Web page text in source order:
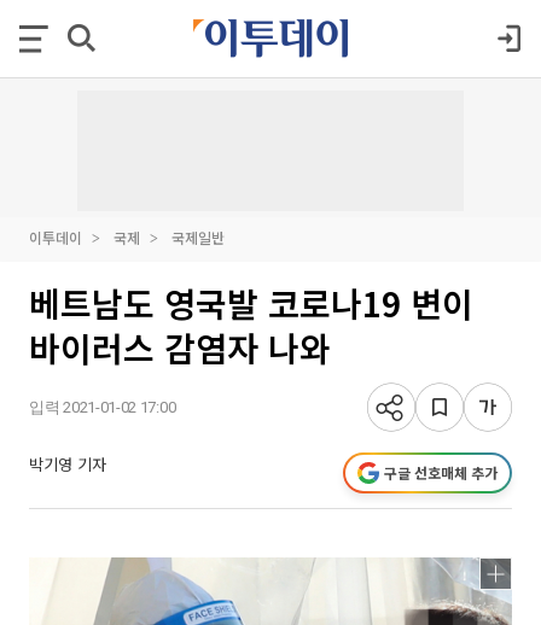
이투데이 국제 국제일반
베트남도 영국발 코로나19 변이
바이러스 감염자 나와
입력 2021-01-02 17:00
박기영 기자 구글 선호매체 추가